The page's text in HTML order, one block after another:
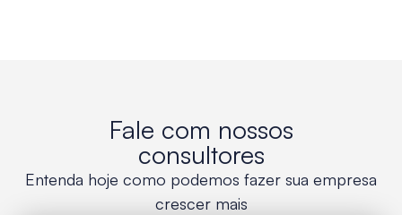
Fale com nossos
consultores
Entenda hoje como podemos fazer sua empresa
crescer mais